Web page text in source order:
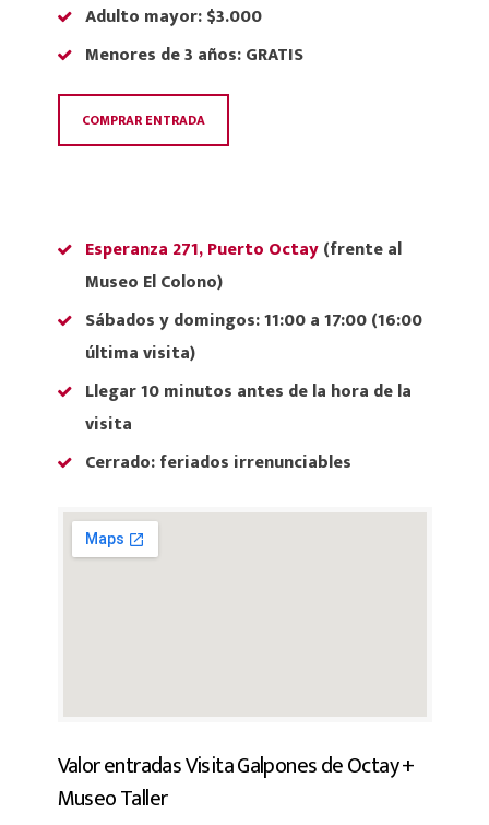
Adulto mayor: $3.000
Menores de 3 años: GRATIS
COMPRAR ENTRADA
Esperanza 271, Puerto Octay(frente al
Museo El Colono)
Sábados y domingos: 11:00 a 17:00 (16:00
última visita)
Llegar 10 minutos antes de la hora de la
visita
Cerrado:feriados irrenunciables
Valor entradas Visita Galpones de Octay +
Museo Taller